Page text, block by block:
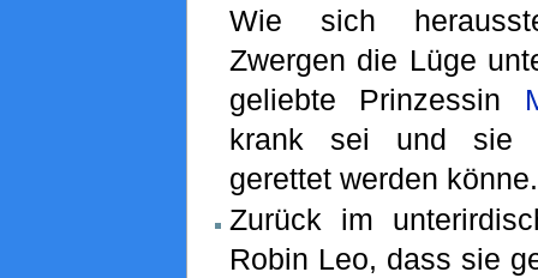
Wie sich
Zwergen die Lüge
geliebte Prinzessin
krank sei und sie
gerettet werden könne.
Zurück im
Robin Leo, dass sie